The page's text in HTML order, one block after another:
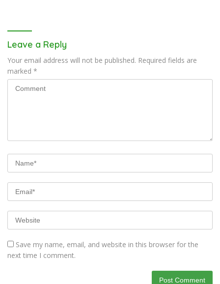
Leave a Reply
Your email address will not be published. Required fields are
marked *
Save my name, email, and website in this browser for the
next time I comment.